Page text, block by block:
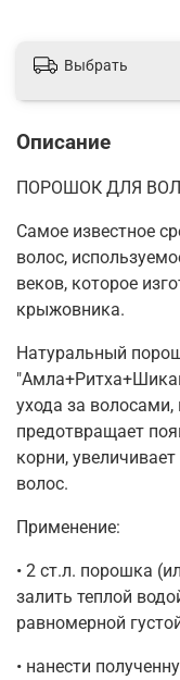
Выбрать
Описание
ПОРОШОК ДЛЯ
Самое известное
волос,
веков, которое
крыжовника.
Натуральный
ухода за волосами,
предотвращает
корни,
волос.
Применение:
• 2 ст.л. порошка
залить теплой
равномерной
• нанести